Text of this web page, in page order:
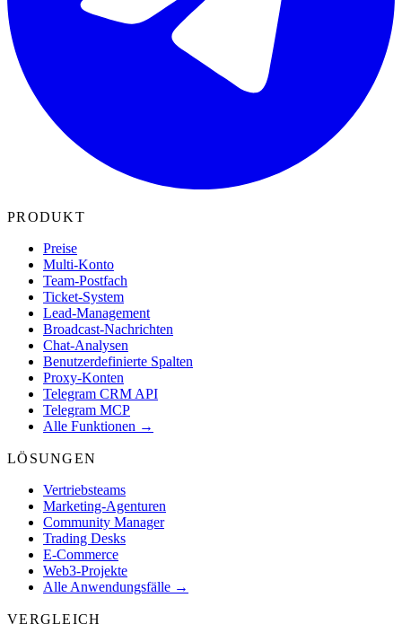
PRODUKT
Preise
Multi-Konto
Team-Postfach
Ticket-System
Lead-Management
Broadcast-Nachrichten
Chat-Analysen
Benutzerdefinierte Spalten
Proxy-Konten
Telegram CRM API
Telegram MCP
Alle Funktionen →
LÖSUNGEN
Vertriebsteams
Marketing-Agenturen
Community Manager
Trading Desks
E-Commerce
Web3-Projekte
Alle Anwendungsfälle →
VERGLEICH